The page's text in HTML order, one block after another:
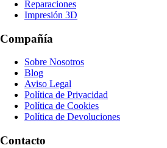
Reparaciones
Impresión 3D
Compañía
Sobre Nosotros
Blog
Aviso Legal
Política de Privacidad
Política de Cookies
Política de Devoluciones
Contacto